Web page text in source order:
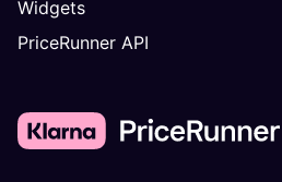
Widgets
PriceRunner API